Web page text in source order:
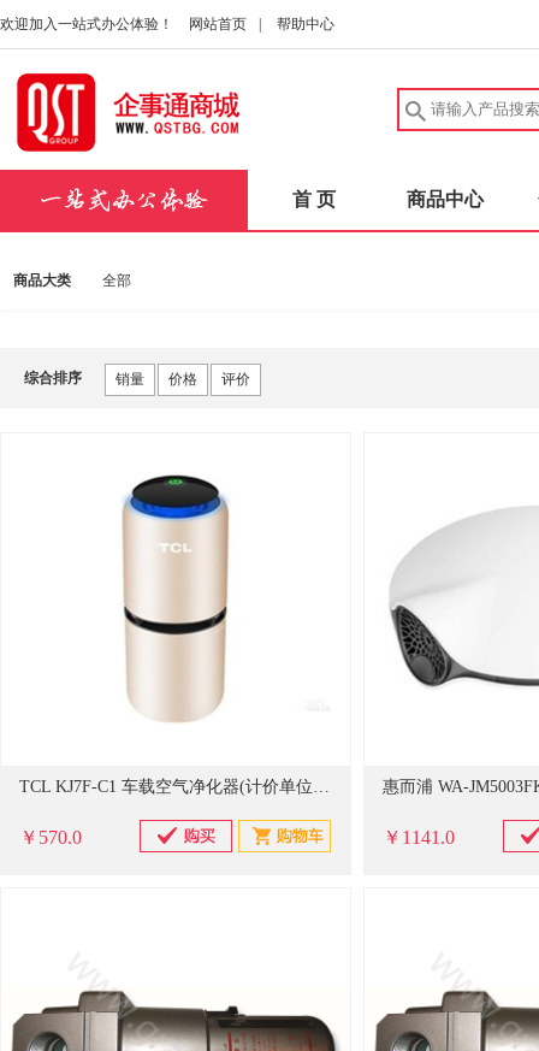
欢迎加入一站式办公体验！ 网站首页 帮助中心
首 页 商品中心
商品大类 全部
综合排序 销量 价格 评价
TCL KJ7F-C1 车载空气净化器(计价单位：台)
￥570.0 ￥1141.0